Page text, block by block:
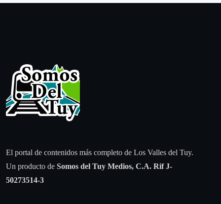
El portal de contenidos más completo de Los Valles del Tuy.
Un producto de Somos del Tuy Medios, C.A. Rif J-
50273514-3